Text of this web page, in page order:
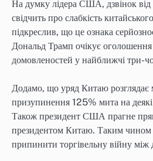
На думку лідера США, дзвінок від
свідчить про слабкість
підкреслив, що це ознака
Дональд Трамп очікує
домовленостей у найближчі три-
Додамо, що уряд Китаю розглядає
призупинення 125% мита на
Також президент США прагне
президентом Китаю. Таким чином
припинити торгівельну війну між